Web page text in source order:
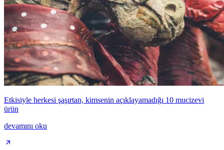
Etkisiyle herkesi şaşırtan, kimsenin açıklayamadığı 10 mucizevi
ürün
devamını oku